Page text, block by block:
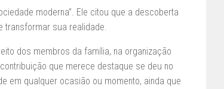
moderna”. Ele citou que a descoberta
sua realidade.
dos membros da família, na organização
que merece destaque se deu no
em qualquer ocasião ou momento, ainda que